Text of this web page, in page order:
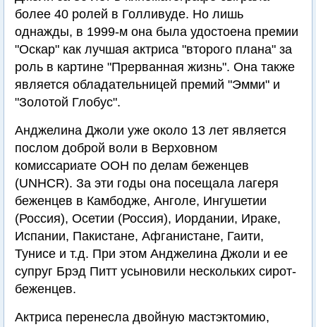
более 40 ролей в Голливуде. Но лишь
однажды, в 1999-м она была удостоена премии
"Оскар" как лучшая актриса "второго плана" за
роль в картине "Прерванная жизнь". Она также
является обладательницей премий "Эмми" и
"Золотой Глобус".
Анджелина Джоли уже около 13 лет является
послом доброй воли в Верховном
комиссариате ООН по делам беженцев
(UNHCR). За эти годы она посещала лагеря
беженцев в Камбодже, Анголе, Ингушетии
(Россия), Осетии (Россия), Иордании, Ираке,
Испании, Пакистане, Афганистане, Гаити,
Тунисе и т.д. При этом Анджелина Джоли и ее
супруг Брэд Питт усыновили нескольких сирот-
беженцев.
Актриса перенесла двойную мастэктомию,